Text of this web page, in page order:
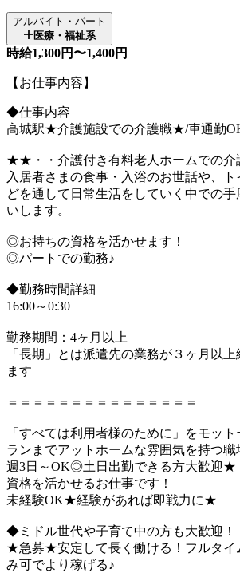
アルバイト・パート
医療・福祉系
時給1,300円〜1,400円
【お仕事内容】
◆仕事内容
高城駅★介護施設での介護職★/車通勤
★★・・介護付き有料老人ホームでの
入居者さまの食事・入浴のお世話や、
どを通して日常生活をしていく中での
いします。
◎お持ちの資格を活かせます！
◎パートでの勤務♪
◆勤務時間詳細
16:00～0:30
勤務期間：4ヶ月以上
「長期」とは派遣先の業務が３ヶ月以
ます
＝＝＝＝＝＝＝＝＝＝＝＝＝＝＝
「すべては利用者様のために」をモッ
ランまでアットホームな雰囲気を持つ職
週3日～OK◎土日出勤できる方大歓迎★
資格を活かせるお仕事です！
未経験OK★経験があれば即戦力に★
◆ミドル世代や子育て中の方も大歓迎！
★急募★安定して長く働ける！フルタイ
み可でより稼げる♪